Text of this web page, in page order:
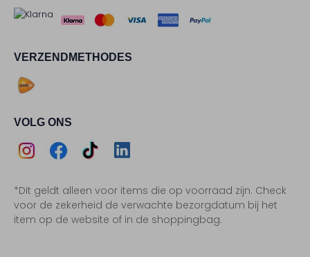
VERZENDMETHODES
VOLG ONS
Instagram
Facebook
TikTokLinkedIn
*Dit geldt alleen voor items die op voorraad zijn. Check
voor de zekerheid de verwachte bezorgdatum bij het
item op de website of in de shoppingbag.